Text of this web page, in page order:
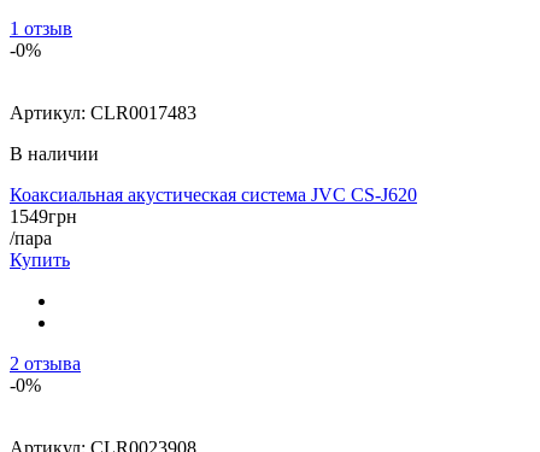
1 отзыв
-0%
Артикул: CLR0017483
В наличии
Коаксиальная акустическая система JVC CS-J620
1549грн
/пара
Купить
2 отзыва
-0%
Артикул: CLR0023908